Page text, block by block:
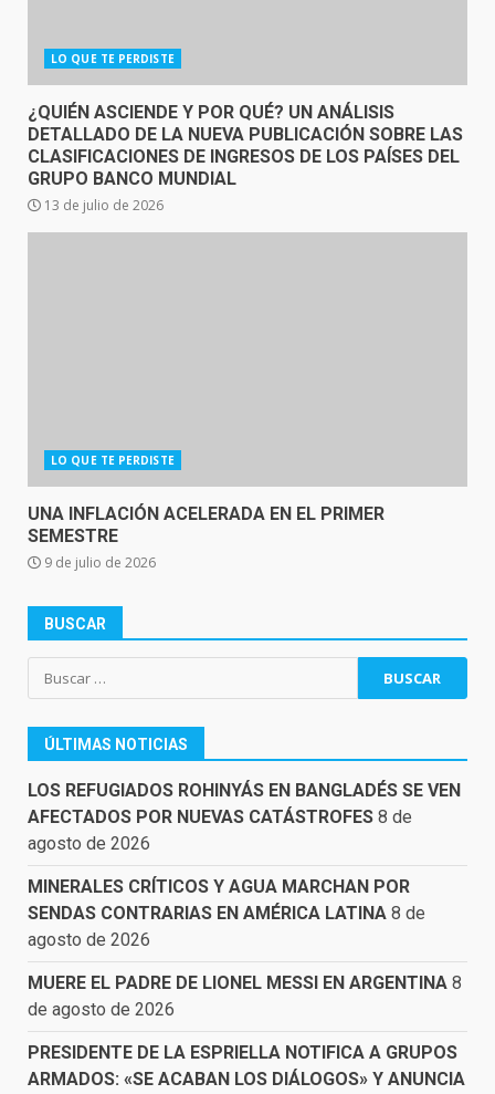
LO QUE TE PERDISTE
¿QUIÉN ASCIENDE Y POR QUÉ? UN ANÁLISIS
DETALLADO DE LA NUEVA PUBLICACIÓN SOBRE LAS
CLASIFICACIONES DE INGRESOS DE LOS PAÍSES DEL
GRUPO BANCO MUNDIAL
13 de julio de 2026
LO QUE TE PERDISTE
UNA INFLACIÓN ACELERADA EN EL PRIMER
SEMESTRE
9 de julio de 2026
BUSCAR
Buscar:
ÚLTIMAS NOTICIAS
LOS REFUGIADOS ROHINYÁS EN BANGLADÉS SE VEN
AFECTADOS POR NUEVAS CATÁSTROFES 8 de
agosto de 2026
MINERALES CRÍTICOS Y AGUA MARCHAN POR
SENDAS CONTRARIAS EN AMÉRICA LATINA 8 de
agosto de 2026
MUERE EL PADRE DE LIONEL MESSI EN ARGENTINA 8
de agosto de 2026
PRESIDENTE DE LA ESPRIELLA NOTIFICA A GRUPOS
ARMADOS: «SE ACABAN LOS DIÁLOGOS» Y ANUNCIA